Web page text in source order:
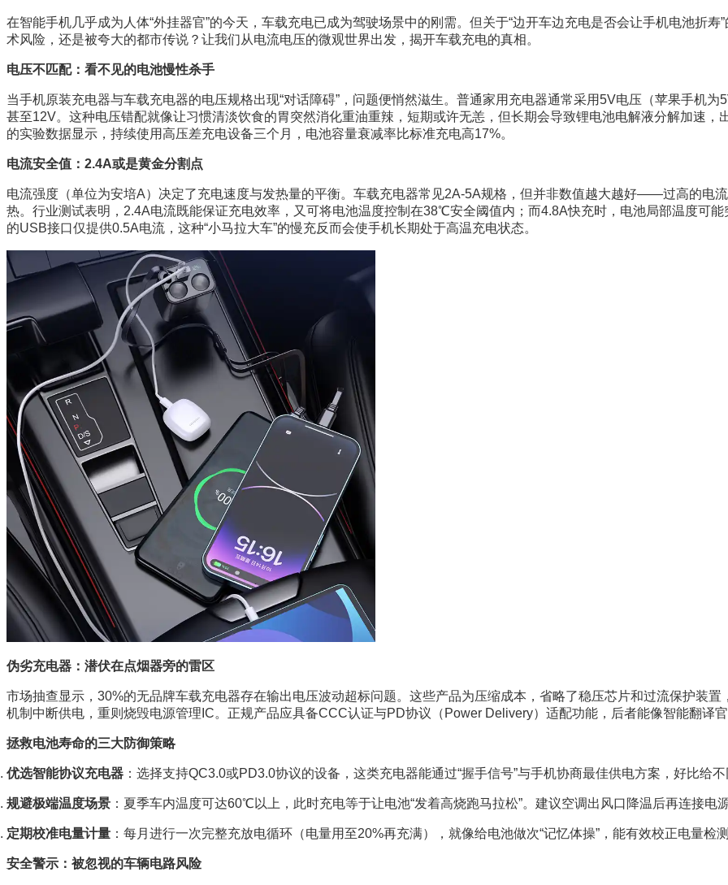
在智能手机几乎成为人体“外挂器官”的今天，车载充电已成为驾驶场景中的刚需。但关于“边开车边充电是否会让手机电池折
术风险，还是被夸大的都市传说？让我们从电流电压的微观世界出发，揭开车载充电的真相。
电压不匹配：看不见的电池慢性杀手
当手机原装充电器与车载充电器的电压规格出现“对话障碍”，问题便悄然滋生。普通家用充电器通常采用5V电压（苹果手机
甚至12V。这种电压错配就像让习惯清淡饮食的胃突然消化重油重辣，短期或许无恙，但长期会导致锂电池电解液分解加速，
的实验数据显示，持续使用高压差充电设备三个月，电池容量衰减率比标准充电高17%。
电流安全值：2.4A或是黄金分割点
电流强度（单位为安培A）决定了充电速度与发热量的平衡。车载充电器常见2A-5A规格，但并非数值越大越好——过高的电
热。行业测试表明，2.4A电流既能保证充电效率，又可将电池温度控制在38℃安全阈值内；而4.8A快充时，电池局部温度可
的USB接口仅提供0.5A电流，这种“小马拉大车”的慢充反而会使手机长期处于高温充电状态。
伪劣充电器：潜伏在点烟器旁的雷区
市场抽查显示，30%的无品牌车载充电器存在输出电压波动超标问题。这些产品为压缩成本，省略了稳压芯片和过流保护装
机制中断供电，重则烧毁电源管理IC。正规产品应具备CCC认证与PD协议（Power Delivery）适配功能，后者能像智能翻译
拯救电池寿命的三大防御策略
优选智能协议充电器 ：选择支持QC3.0或PD3.0协议的设备，这类充电器能通过“握手信号”与手机协商最佳供电方案，好比给
规避极端温度场景 ：夏季车内温度可达60℃以上，此时充电等于让电池“发着高烧跑马拉松”。建议空调出风口降温后再连接电
定期校准电量计量 ：每月进行一次完整充放电循环（电量用至20%再充满），就像给电池做次“记忆体操”，能有效校正电量检
安全警示：被忽视的车辆电路风险